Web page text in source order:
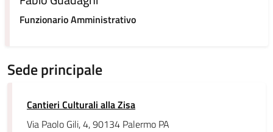
Funzionario Amministrativo
Sede principale
Cantieri Culturali alla Zisa
Via Paolo Gili, 4, 90134 Palermo PA